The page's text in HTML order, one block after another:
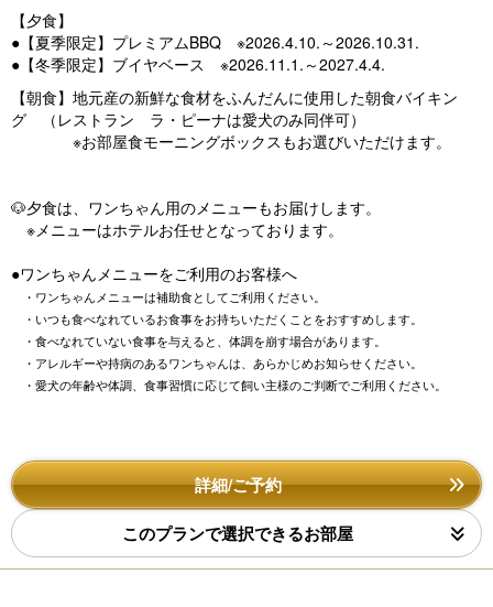
【夕食】
●【夏季限定】プレミアムBBQ ※2026.4.10.～2026.10.31.
●【冬季限定】ブイヤベース ※2026.11.1.～2027.4.4.
【朝食】地元産の新鮮な食材をふんだんに使用した朝食バイキン
グ （レストラン ラ・ピーナは愛犬のみ同伴可）
※お部屋食モーニングボックスもお選びいただけます。
🐶夕食は、ワンちゃん用のメニューもお届けします。
※メニューはホテルお任せとなっております。
●ワンちゃんメニューをご利用のお客様へ
・ワンちゃんメニューは補助食としてご利用ください。
・いつも食べなれているお食事をお持ちいただくことをおすすめします。
・食べなれていない食事を与えると、体調を崩す場合があります。
・アレルギーや持病のあるワンちゃんは、あらかじめお知らせください。
・愛犬の年齢や体調、食事習慣に応じて飼い主様のご判断でご利用ください。
詳細/ご予約
このプランで選択できるお部屋